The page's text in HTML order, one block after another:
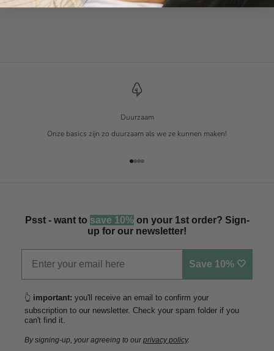
Duurzaam
Onze basics zijn zo duurzaam als we ze kunnen maken!
Naar artikel 1
Naar artikel 2
Naar artikel 3
Naar artikel 4
Psst - want to save 10%on your 1st order? Sign-
up for our newsletter!
Save 10% 🤍
👆 important: you'll receive an email to confirm your
subscription to our newsletter. Check your spam folder if you
can't find it.
By signing-up, your agreeing to ourprivacy policy.